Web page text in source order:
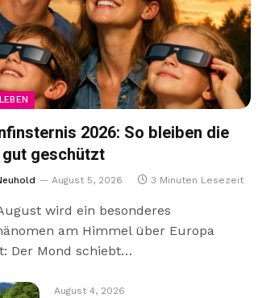
2026: So bleiben die
geschützt
August 5, 2026 3 Minuten Lesezeit
wird ein besonderes
am Himmel über Europa
Der Mond schiebt…
August 4, 2026